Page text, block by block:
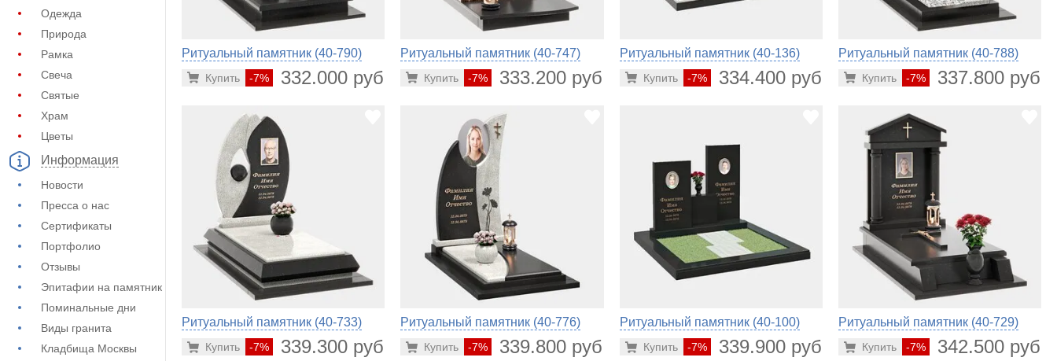
Одежда
Природа
Рамка
Свеча
Святые
Храм
Цветы
Информация
Новости
Пресса о нас
Сертификаты
Портфолио
Отзывы
Эпитафии на памятник
Поминальные дни
Виды гранита
Кладбища Москвы
Ритуальный памятник (40-790)
-7% 332.000 руб.
Купить
Ритуальный памятник (40-747)
-7% 333.200 руб.
Купить
Ритуальный памятник (40-136)
-7% 334.400 руб.
Купить
Ритуальный памятник (40-788)
-7% 337.800 руб.
Купить
Ритуальный памятник (40-733)
-7% 339.300 руб.
Купить
Ритуальный памятник (40-776)
-7% 339.800 руб.
Купить
Ритуальный памятник (40-100)
-7% 339.900 руб.
Купить
Ритуальный памятник (40-729)
-7% 342.500 руб.
Купить